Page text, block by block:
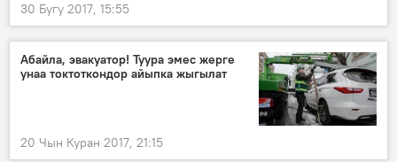
30 Бугу 2017, 15:55
Абайла, эвакуатор! Туура эмес жерге
унаа токтоткондор айыпка жыгылат
20 Чын Куран 2017, 21:15